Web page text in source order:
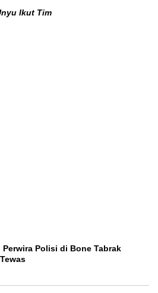
Ikut Tim
Polisi di Bone Tabrak